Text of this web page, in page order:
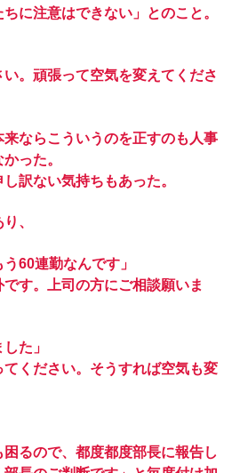
に注意はできない」とのこと。
い。頑張って空気を変えてくださ
ならこういうのを正すのも人事
った。
訳ない気持ちもあった。
、
60連勤なんです」
です。上司の方にご相談願いま
た」
てください。そうすれば空気も変
るので、都度都度部長に報告し